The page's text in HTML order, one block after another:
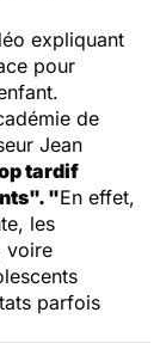
expliquant
pour
de
Jean
tardif
"En effet,
les
voire
parfois